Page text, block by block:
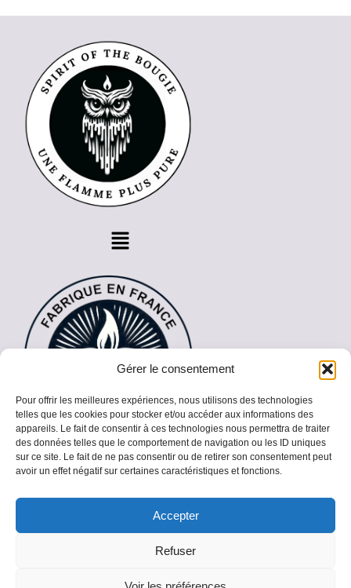
Gérer le consentement
Pour offrir les meilleures expériences, nous utilisons des technologies
telles que les cookies pour stocker et/ou accéder aux informations des
appareils. Le fait de consentir à ces technologies nous permettra de traiter
des données telles que le comportement de navigation ou les ID uniques
sur ce site. Le fait de ne pas consentir ou de retirer son consentement peut
avoir un effet négatif sur certaines caractéristiques et fonctions.
Accepter
Refuser
Copyright © 2026 Spirit of the Bougie |